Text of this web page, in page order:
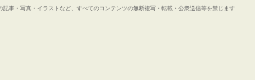
記事・写真・イラストなど、すべてのコンテンツの無断複写・転載・公衆送信等を禁じます